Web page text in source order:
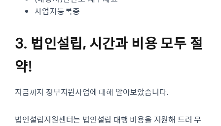
사업자등록증
3. 법인설립, 시간과 비용 모두 절
약!
지금까지 정부지원사업에 대해 알아보았습니다.
법인설립지원센터는 법인설립 대행 비용을 지원해 드려 무